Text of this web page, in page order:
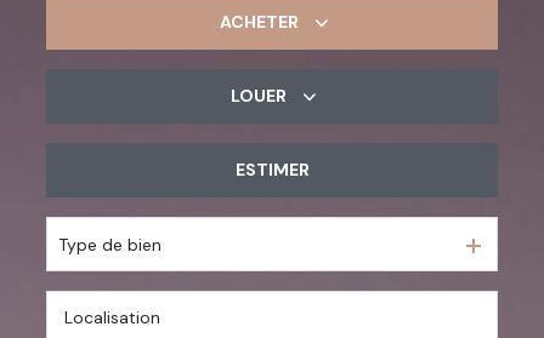
ACHETER
LOUER
En saisonnier
De l'immo pro
ESTIMER
Type de bien